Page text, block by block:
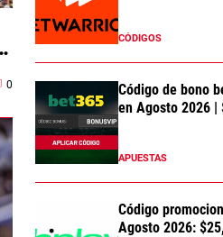
0
CÓDIGOS
Código de bono
en Agosto 2026 |
APUESTAS
Código
Agosto 2026: